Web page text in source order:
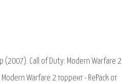
(2007). Call of Duty: Modern Warfare 2
Warfare 2 торрент - RePack от